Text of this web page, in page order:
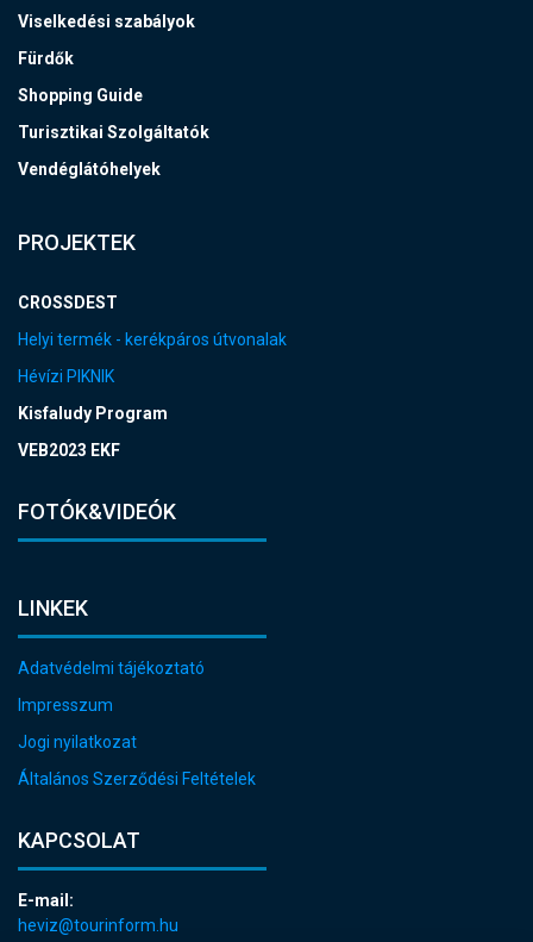
Viselkedési szabályok
Fürdők
Shopping Guide
Turisztikai Szolgáltatók
Vendéglátóhelyek
PROJEKTEK
CROSSDEST
Helyi termék - kerékpáros útvonalak
Hévízi PIKNIK
Kisfaludy Program
VEB2023 EKF
FOTÓK&VIDEÓK
LINKEK
Adatvédelmi tájékoztató
Impresszum
Jogi nyilatkozat
Általános Szerződési Feltételek
KAPCSOLAT
E-mail:
heviz@tourinform.hu